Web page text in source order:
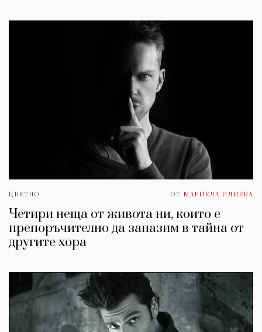
ЦВЕТНО ОТ МАРИЕЛА ИЛИЕВА
Четири неща от живота ни, които е
препоръчително да запазим в тайна от
другите хора